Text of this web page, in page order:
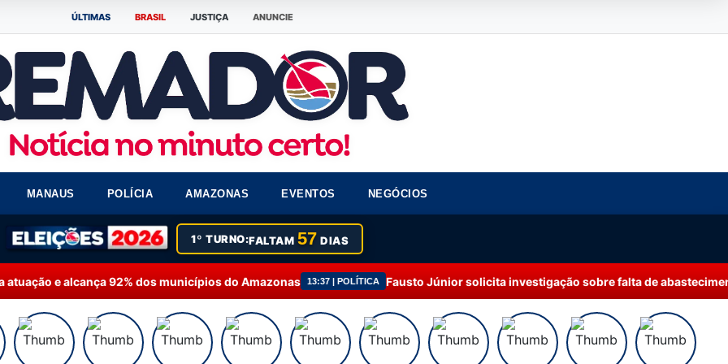
ÚLTIMAS BRASIL JUSTIÇA ANUNCIE
MANAUS POLÍCIA AMAZONAS EVENTOS NEGÓCIOS
1º TURNO:FALTAM 57 DIAS
92% dos municípios do Amazonas 13:37 | POLÍTICA Fausto Júnior solicita investigação sobre falta de abastecimento de água em